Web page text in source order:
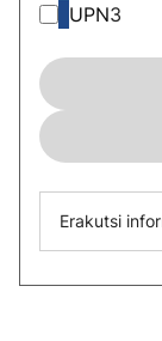
UPN3
Erakutsi